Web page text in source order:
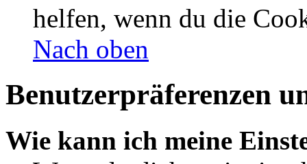
helfen, wenn du die
Nach oben
Benutzerpräferenzen
Wie kann ich meine